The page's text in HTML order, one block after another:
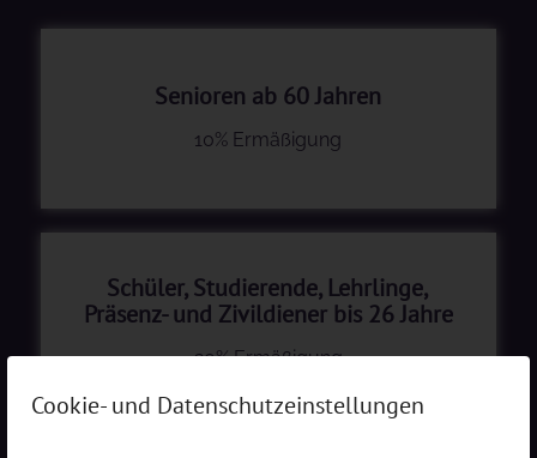
Cookie- und Datenschutzeinstellungen
Senioren ab 60 Jahren
10% Ermäßigung
Schüler, Studierende, Lehrlinge,
Präsenz- und Zivildiener bis 26 Jahre
20% Ermäßigung